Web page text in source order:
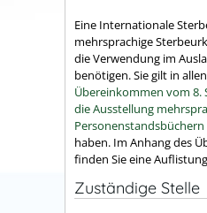
Eine Internationale
mehrsprachige
die Verwendung im
benötigen. Sie gilt in
Übereinkommen vom 8.
die Ausstellung
Personenstandsbüchern
haben. Im Anhang des
finden Sie eine
Zuständige Stelle